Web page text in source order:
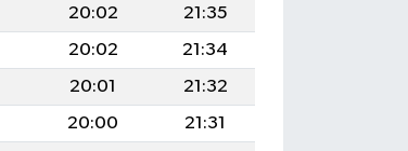
20:02
21:35
20:02
21:34
20:01
21:32
20:00
21:31